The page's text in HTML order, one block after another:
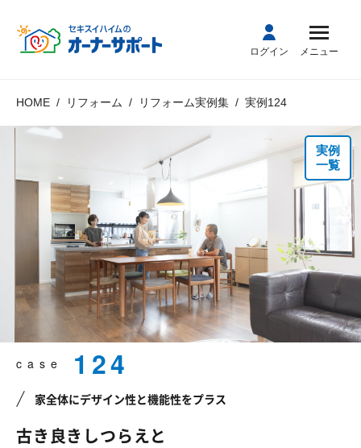
ログイン メニュー
HOME リフォーム リフォーム実例集 実例124
case 124
家全体にデザイン性と機能性をプラス
古き良きしつらえと
実例
一覧